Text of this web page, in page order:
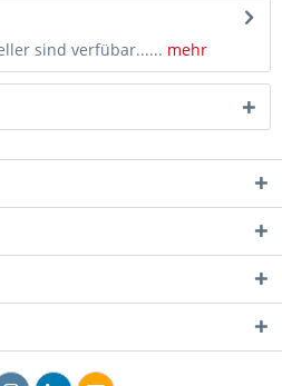
sind verfübar...... mehr